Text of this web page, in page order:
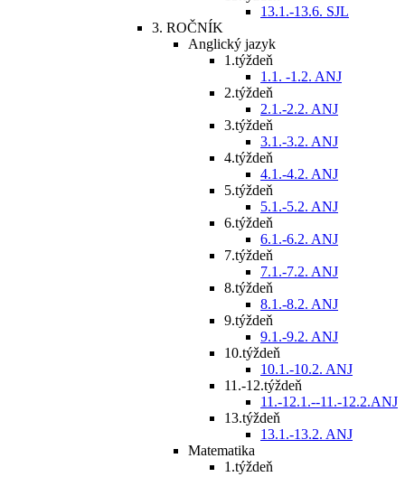
13.1.-13.6. SJL
3. ROČNÍK
Anglický jazyk
1.týždeň
1.1. -1.2. ANJ
2.týždeň
2.1.-2.2. ANJ
3.týždeň
3.1.-3.2. ANJ
4.týždeň
4.1.-4.2. ANJ
5.týždeň
5.1.-5.2. ANJ
6.týždeň
6.1.-6.2. ANJ
7.týždeň
7.1.-7.2. ANJ
8.týždeň
8.1.-8.2. ANJ
9.týždeň
9.1.-9.2. ANJ
10.týždeň
10.1.-10.2. ANJ
11.-12.týždeň
11.-12.1.--11.-12.2.ANJ
13.týždeň
13.1.-13.2. ANJ
Matematika
1.týždeň